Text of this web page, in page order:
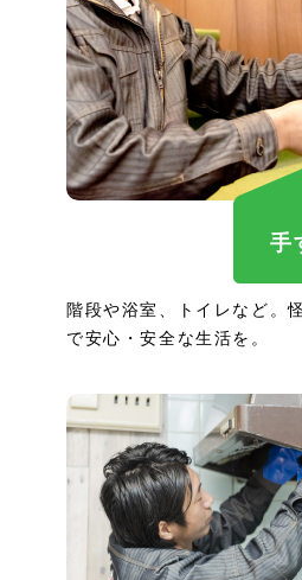
手
階段や浴室、トイレなど。
で安心・安全な生活を。